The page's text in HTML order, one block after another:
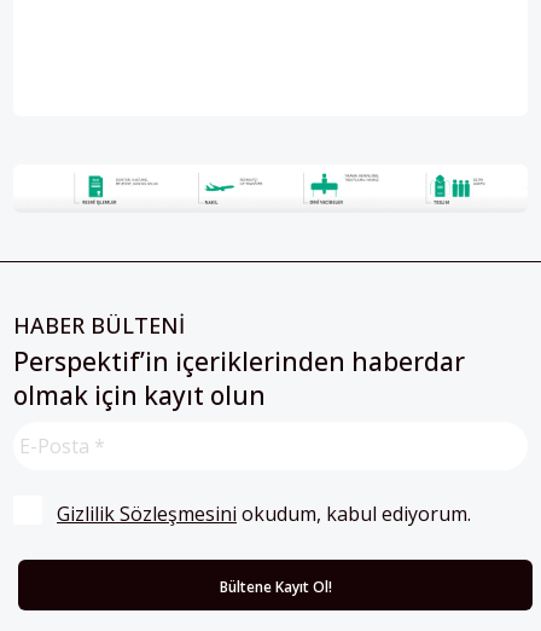
HABER BÜLTENİ
Perspektif’in içeriklerinden haberdar
olmak için kayıt olun
Gizlilik Sözleşmesini okudum, kabul ediyorum.